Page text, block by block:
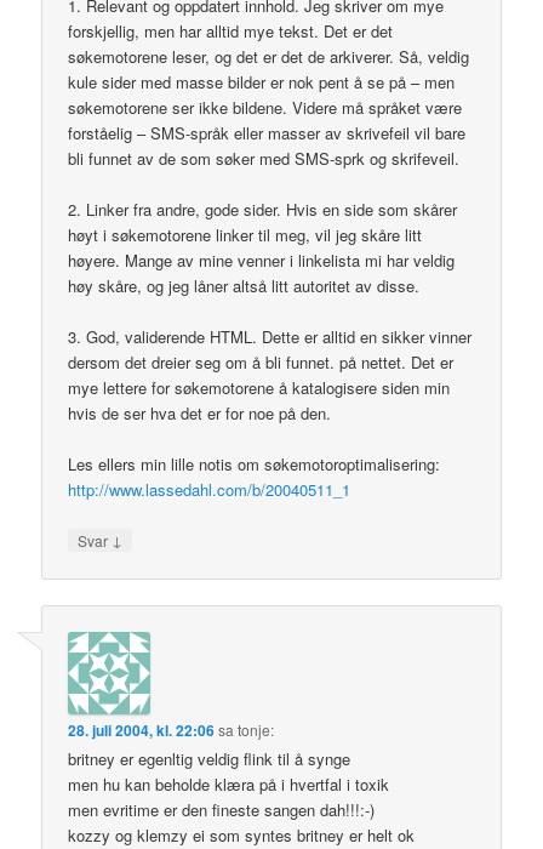
1. Relevant og oppdatert innhold. Jeg skriver om mye
forskjellig, men har alltid mye tekst. Det er det
søkemotorene leser, og det er det de arkiverer. Så, veldig
kule sider med masse bilder er nok pent å se på – men
søkemotorene ser ikke bildene. Videre må språket være
forståelig – SMS-språk eller masser av skrivefeil vil bare
bli funnet av de som søker med SMS-sprk og skrifeveil.
2. Linker fra andre, gode sider. Hvis en side som skårer
høyt i søkemotorene linker til meg, vil jeg skåre litt
høyere. Mange av mine venner i linkelista mi har veldig
høy skåre, og jeg låner altså litt autoritet av disse.
3. God, validerende HTML. Dette er alltid en sikker vinner
dersom det dreier seg om å bli funnet. på nettet. Det er
mye lettere for søkemotorene å katalogisere siden min
hvis de ser hva det er for noe på den.
Les ellers min lille notis om søkemotoroptimalisering:
http://www.lassedahl.com/b/20040511_1
Svar ↓
28. juli 2004, kl. 22:06sa tonje:
britney er egenltig veldig flink til å synge
men hu kan beholde klæra på i hvertfal i toxik
men evritime er den fineste sangen dah!!!:-)
kozzy og klemzy ei som syntes britney er helt ok